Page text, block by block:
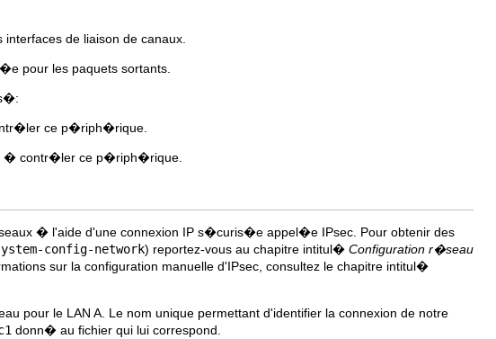
de liaison de canaux.
pour les paquets sortants.
ce p�riph�rique.
� contr�ler ce p�riph�rique.
� l'aide d'une connexion IP s�curis�e appel�e IPsec. Pour obtenir des
config-network) reportez-vous au chapitre intitul� Configuration r�seau
sur la configuration manuelle d'IPsec, consultez le chapitre intitul�
pour le LAN A. Le nom unique permettant d'identifier la connexion de notre
donn� au fichier qui lui correspond.